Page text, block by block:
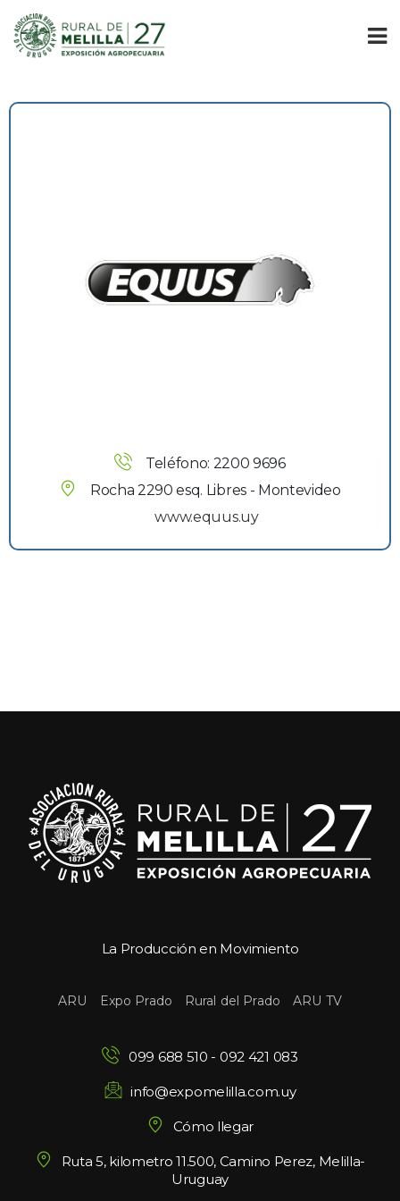
Teléfono: 2200 9696
Rocha 2290 esq. Libres - Montevideo
www.equus.uy
La Producción en Movimiento
ARU Expo Prado Rural del Prado ARU TV
099 688 510 - 092 421 083
info@expomelilla.com.uy
Cómo llegar
Ruta 5, kilometro 11.500, Camino Perez, Melilla-
Uruguay